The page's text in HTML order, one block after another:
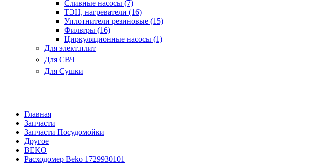
Сливные насосы (7)
ТЭН, нагреватели (16)
Уплотнители резиновые (15)
Фильтры (16)
Циркуляционные насосы (1)
Для элект.плит
Для СВЧ
Для Сушки
Главная
Запчасти
Запчасти Посудомойки
Другое
BEKO
Расходомер Beko 1729930101